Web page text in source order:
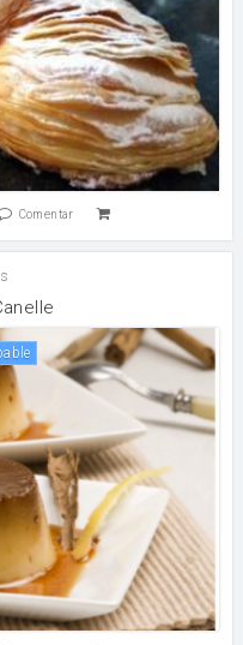
Comentar